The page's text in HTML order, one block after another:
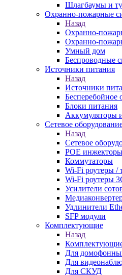
Шлагбаумы и
Охранно-пожарные
Назад
Охранно-
Охранно-
Умный дом
Беспроводные
Источники питания
Назад
Источники
Бесперебойное
Блоки питания
Аккумуляторы
Сетевое
Назад
Сетевое
POE
Коммутаторы
Wi-Fi роутеры /
Wi-Fi роутеры
Усилители
Удлинители
SFP модули
Комплектующие
Назад
Для
Для
Для СКУД